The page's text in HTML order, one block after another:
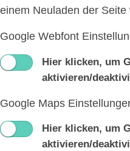
einem Neuladen der Seite
Google Webfont
Hier klicken, um
aktivieren/
Google Maps
Hier klicken, um
aktivieren/